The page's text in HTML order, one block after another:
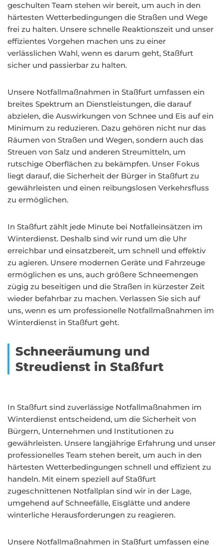
geschulten Team stehen wir bereit, um auch in den
härtesten Wetterbedingungen die Straßen und Wege
frei zu halten. Unsere schnelle Reaktionszeit und unser
effizientes Vorgehen machen uns zu einer
verlässlichen Wahl, wenn es darum geht, Staßfurt
sicher und passierbar zu halten.
Unsere Notfallmaßnahmen in Staßfurt umfassen ein
breites Spektrum an Dienstleistungen, die darauf
abzielen, die Auswirkungen von Schnee und Eis auf ein
Minimum zu reduzieren. Dazu gehören nicht nur das
Räumen von Straßen und Wegen, sondern auch das
Streuen von Salz und anderen Streumitteln, um
rutschige Oberflächen zu bekämpfen. Unser Fokus
liegt darauf, die Sicherheit der Bürger in Staßfurt zu
gewährleisten und einen reibungslosen Verkehrsfluss
zu ermöglichen.
In Staßfurt zählt jede Minute bei Notfalleinsätzen im
Winterdienst. Deshalb sind wir rund um die Uhr
erreichbar und einsatzbereit, um schnell und effektiv
zu agieren. Unsere modernen Geräte und Fahrzeuge
ermöglichen es uns, auch größere Schneemengen
zügig zu beseitigen und die Straßen in kürzester Zeit
wieder befahrbar zu machen. Verlassen Sie sich auf
uns, wenn es um professionelle Notfallmaßnahmen im
Winterdienst in Staßfurt geht.
Schneeräumung und
Streudienst in Staßfurt
In Staßfurt sind zuverlässige Notfallmaßnahmen im
Winterdienst entscheidend, um die Sicherheit von
Bürgern, Unternehmen und Institutionen zu
gewährleisten. Unsere langjährige Erfahrung und unser
professionelles Team stehen bereit, um auch in den
härtesten Wetterbedingungen schnell und effizient zu
handeln. Mit einem speziell auf Staßfurt
zugeschnittenen Notfallplan sind wir in der Lage,
umgehend auf Schneefälle, Eisglätte und andere
winterliche Herausforderungen zu reagieren.
Unsere Notfallmaßnahmen in Staßfurt umfassen eine